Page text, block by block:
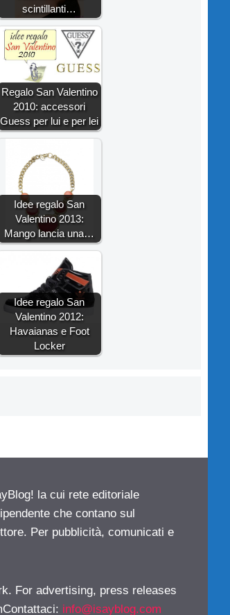
scintillanti…
Regalo San Valentino
2010: accessori
Guess per lui e per lei
Idee regalo San
Valentino 2013:
Mango lancia una…
Idee regalo San
Valentino 2012:
Havaianas e Foot
Locker
la cui rete editoriale
che contano sul
Per pubblicità, comunicati e
For advertising, press releases
: info@isayblog.com